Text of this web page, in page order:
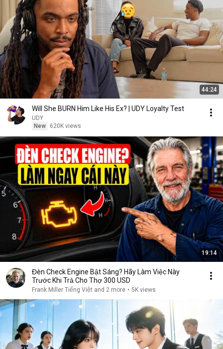
44:24
Will She BURN Him Like His Ex? | UDY Loyalty Test
UDY
New
620K views
19:14
Đèn Check Engine Bật Sáng? Hãy Làm Việc Này
Trước Khi Trả Cho Thợ 300 USD
Frank Miller Tiếng Việt and 2 more • 5K views